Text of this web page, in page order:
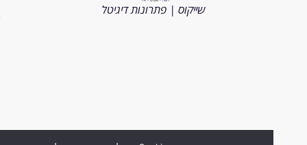
שייקוס | פתרונות דיגיטל
שמורות